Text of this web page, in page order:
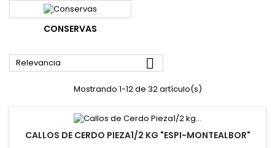
CONSERVAS
Relevancia 
Mostrando 1-12 de 32 artículo(s)
CALLOS DE CERDO PIEZA1/2 KG "ESPI-MONTEALBOR"